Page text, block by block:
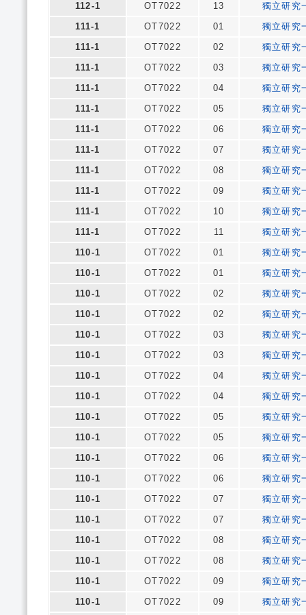
112-1
OT7022 13
獨立研究
111-1
OT7022 01
獨立研究
111-1
OT7022 02
獨立研究
111-1
OT7022 03
獨立研究
111-1
OT7022 04
獨立研究
111-1
OT7022 05
獨立研究
111-1
OT7022 06
獨立研究
111-1
OT7022 07
獨立研究
111-1
OT7022 08
獨立研究
111-1
OT7022 09
獨立研究
111-1
OT7022 10
獨立研究
111-1
OT7022 11
獨立研究
110-1
OT7022 01
獨立研究
110-1
OT7022 01
獨立研究
110-1
OT7022 02
獨立研究
110-1
OT7022 02
獨立研究
110-1
OT7022 03
獨立研究
110-1
OT7022 03
獨立研究
110-1
OT7022 04
獨立研究
110-1
OT7022 04
獨立研究
110-1
OT7022 05
獨立研究
110-1
OT7022 05
獨立研究
110-1
OT7022 06
獨立研究
110-1
OT7022 06
獨立研究
110-1
OT7022 07
獨立研究
110-1
OT7022 07
獨立研究
110-1
OT7022 08
獨立研究
110-1
OT7022 08
獨立研究
110-1
OT7022 09
獨立研究
110-1
OT7022 09
獨立研究